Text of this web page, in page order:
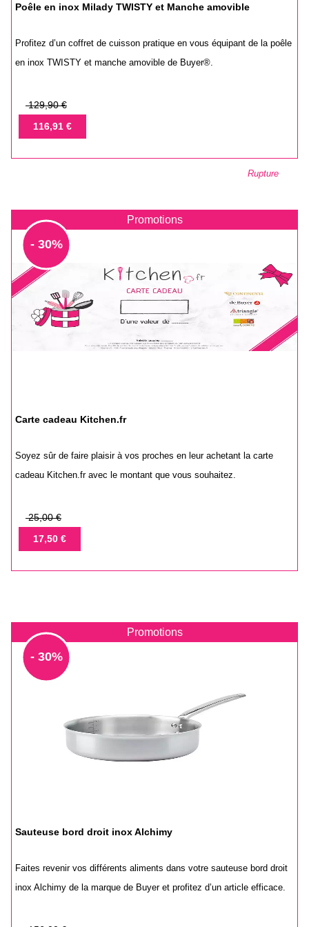
Poêle en inox Milady TWISTY et Manche amovible
Profitez d’un coffret de cuisson pratique en vous équipant de la poêle
en inox TWISTY et manche amovible de Buyer®.
Prix
base
129,90 €
Prix116,91 €
Rupture
Promotions
- 30%
Carte cadeau Kitchen.fr
Soyez sûr de faire plaisir à vos proches en leur achetant la carte
cadeau Kitchen.fr avec le montant que vous souhaitez.
Prix
base
25,00 €
Prix17,50 €
Promotions
- 30%
Sauteuse bord droit inox Alchimy
Faites revenir vos différents aliments dans votre sauteuse bord droit
inox Alchimy de la marque de Buyer et profitez d’un article efficace.